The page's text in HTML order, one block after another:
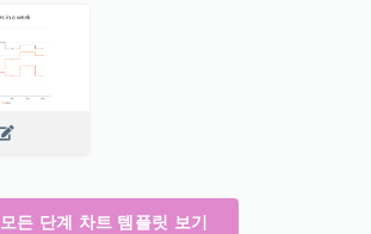
모든 단계 차트 템플릿 보기